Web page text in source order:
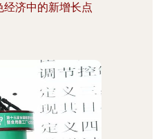
经济中的新增长点